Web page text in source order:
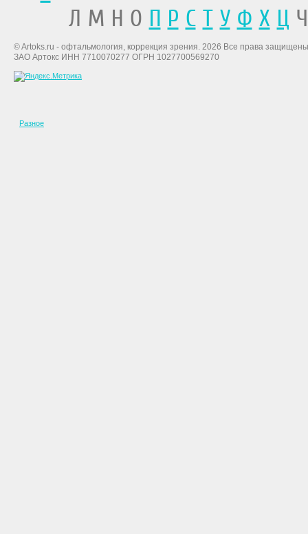
Л М Н О П Р С Т У Ф Х Ц
© Artoks.ru - офтальмология, коррекция зрения. 2026 Все права
ЗАО Артокс ИНН 7710070277 ОГРН 1027700569270
Разное